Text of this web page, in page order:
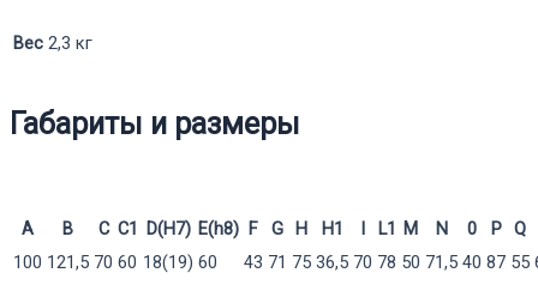
Вес 2,3 кг
Габариты и размеры
A B C C1 D(H7) E(h8) F G H H1 I L1 M N 0 P Q
100 121,5 70 60 18(19) 60 43 71 75 36,5 70 78 50 71,5 40 87 55